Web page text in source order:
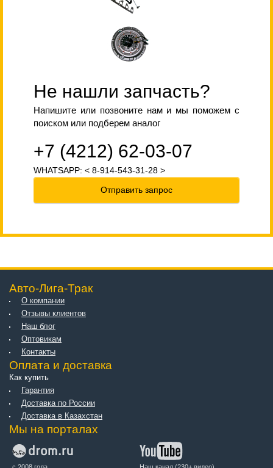
Не нашли запчасть?
Напишите или позвоните нам и мы поможем с
поиском или подберем аналог
+7 (4212) 62-03-07
WHATSAPP: < 8-914-543-31-28 >
Отправить запрос
Авто-Лига-Трак
О компании
Отзывы клиентов
Наш блог
Оптовикам
Контакты
Оплата и доставка
Как купить
Гарантия
Доставка по России
Доставка в Казахстан
Мы на порталах